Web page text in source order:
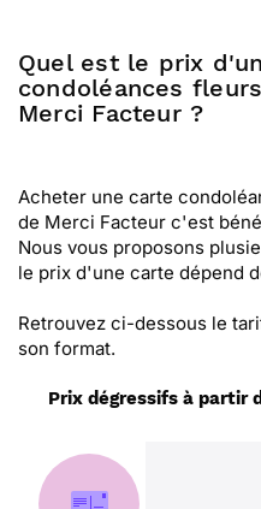
Quel est le prix
condoléances
Merci Facteur ?
Acheter une carte
de Merci Facteur c'est
Nous vous proposons
le prix d'une carte dépend
Retrouvez ci-dessous le
son format.
Prix dégressifs à partir